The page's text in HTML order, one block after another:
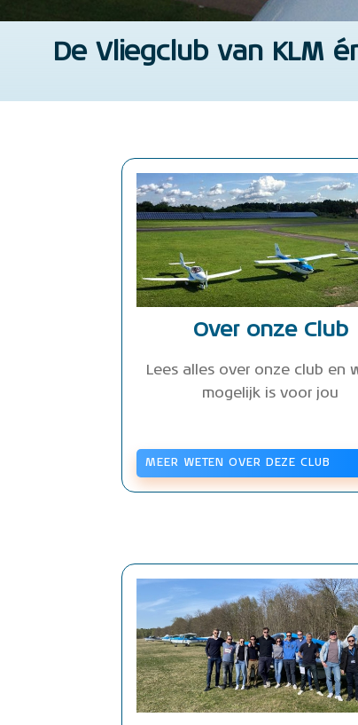
De Vliegclub van KLM
Over onze Club
Lees alles over onze club en
mogelijk is voor jou
MEER WETEN OVER DEZE CLUB